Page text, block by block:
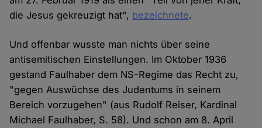
die Jesus gekreuzigt hat", bezeichnete.
Und offenbar wusste man nichts über seine
antisemitischen Einstellungen. Im Oktober 1936
gestand Faulhaber dem NS-Regime das Recht zu,
"gegen Auswüchse des Judentums in seinem
Bereich vorzugehen" (aus Rudolf Reiser, Kardinal
Michael Faulhaber, S. 58). Und schon am 8. April